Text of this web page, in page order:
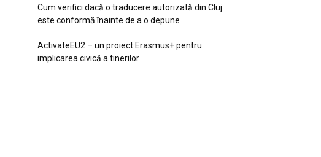
Cum verifici dacă o traducere autorizată din Cluj
este conformă înainte de a o depune
ActivateEU2 – un proiect Erasmus+ pentru
implicarea civică a tinerilor